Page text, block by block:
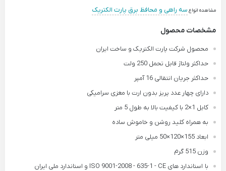
مشاهده انواع سه راهی و محافظ برق پارت الکتریک
مشخصات محصول
محصول شرکت پارت الکتریک و ساخت ایران
حداکثر ولتاژ قابل تحمل 250 ولت
حداکثر جریان انتقالی 16 آمپر
دارای چهار عدد پریز بدون ارت با مغزی سرامیکی
کابل 1×2 با کیفیت بالا به طول 5 متر
به همراه کلید روشن و خاموش ساده
ابعاد 155×120×50 میلی متر
وزن 515 گرم
با استاندارد های ISO 9001-2008 - 635-1 - CE و استاندارد ملی ایران